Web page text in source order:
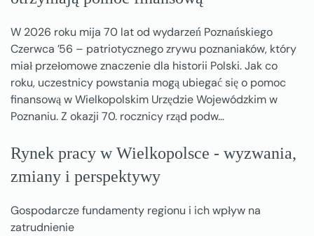
W 2026 roku mija 70 lat od wydarzeń Poznańskiego
Czerwca ’56 – patriotycznego zrywu poznaniaków, który
miał przełomowe znaczenie dla historii Polski. Jak co
roku, uczestnicy powstania mogą ubiegać się o pomoc
finansową w Wielkopolskim Urzędzie Wojewódzkim w
Poznaniu. Z okazji 70. rocznicy rząd podw…
Rynek pracy w Wielkopolsce - wyzwania,
zmiany i perspektywy
Gospodarcze fundamenty regionu i ich wpływ na
zatrudnienie